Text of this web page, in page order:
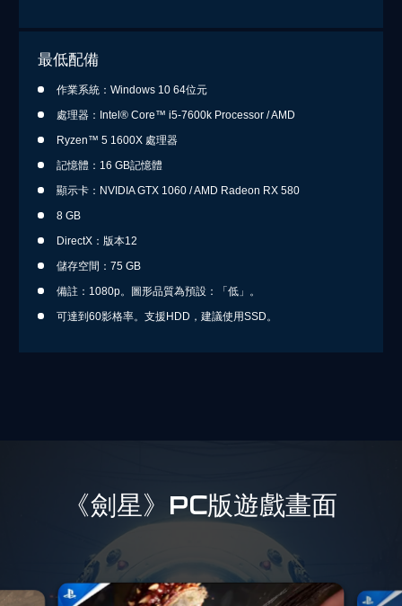
最低配備
作業系統：Windows 10 64位元
處理器：Intel® Core™ i5-7600k Processor / AMD
Ryzen™ 5 1600X 處理器
記憶體：16 GB記憶體
顯示卡：NVIDIA GTX 1060 / AMD Radeon RX 580
8 GB
DirectX：版本12
儲存空間：75 GB
備註：1080p。圖形品質為預設：「低」。
可達到60影格率。支援HDD，建議使用SSD。
《劍星》PC版遊戲畫面